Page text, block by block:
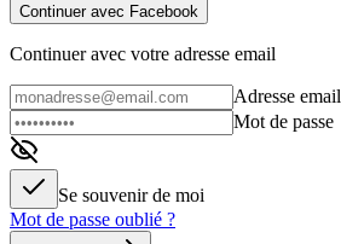
Continuer avec Facebook
Continuer avec votre adresse email
Adresse email
Mot de passe
Se souvenir de moi
Mot de passe oublié ?